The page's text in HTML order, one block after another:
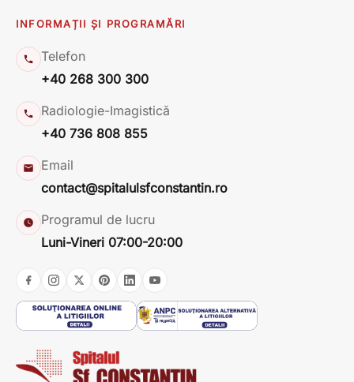
INFORMAȚII ȘI PROGRAMĂRI
Telefon
+40 268 300 300
Radiologie-Imagistică
+40 736 808 855
Email
contact@spitalulsfconstantin.ro
Programul de lucru
Luni-Vineri 07:00-20:00